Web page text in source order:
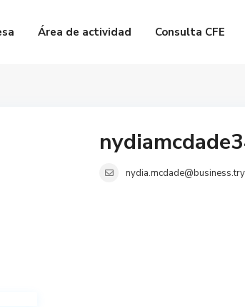
Área de actividad Consulta CFE